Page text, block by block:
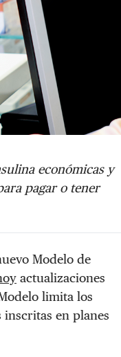
económicas y
pagar o tener
Modelo de
actualizaciones
limita los
inscritas en planes